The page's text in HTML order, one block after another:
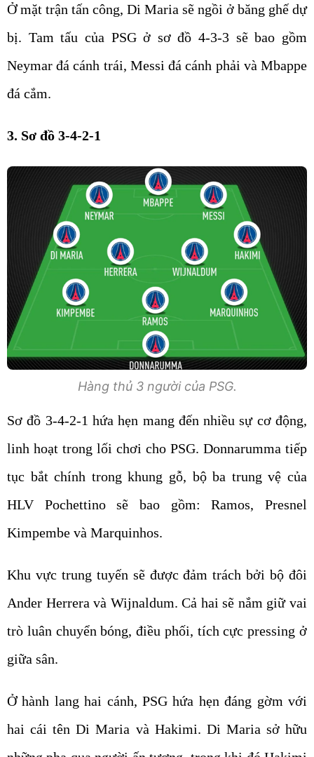
Ở mặt trận tấn công, Di Maria sẽ ngồi ở băng ghế dự
bị. Tam tấu của PSG ở sơ đồ 4-3-3 sẽ bao gồm
Neymar đá cánh trái, Messi đá cánh phải và Mbappe
đá cắm.
3. Sơ đồ 3-4-2-1
Hàng thủ 3 người của PSG.
Sơ đồ 3-4-2-1 hứa hẹn mang đến nhiều sự cơ động,
linh hoạt trong lối chơi cho PSG. Donnarumma tiếp
tục bắt chính trong khung gỗ, bộ ba trung vệ của
HLV Pochettino sẽ bao gồm: Ramos, Presnel
Kimpembe và Marquinhos.
Khu vực trung tuyến sẽ được đảm trách bởi bộ đôi
Ander Herrera và Wijnaldum. Cả hai sẽ nắm giữ vai
trò luân chuyển bóng, điều phối, tích cực pressing ở
giữa sân.
Ở hành lang hai cánh, PSG hứa hẹn đáng gờm với
hai cái tên Di Maria và Hakimi. Di Maria sở hữu